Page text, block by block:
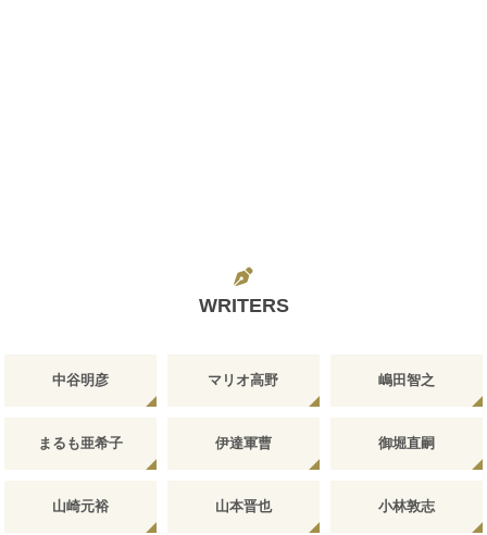
WRITERS
中谷明彦 マリオ高野 嶋田智之
まるも亜希子 伊達軍曹 御堀直嗣
山崎元裕 山本晋也 小林敦志